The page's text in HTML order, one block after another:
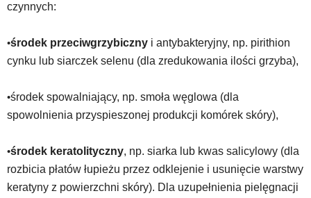
czynnych:
•środek przeciwgrzybiczny i antybakteryjny, np. pirithion
cynku lub siarczek selenu (dla zredukowania ilości grzyba),
•środek spowalniający, np. smoła węglowa (dla
spowolnienia przyspieszonej produkcji komórek skóry),
•środek keratolityczny, np. siarka lub kwas salicylowy (dla
rozbicia płatów łupieżu przez odklejenie i usunięcie warstwy
keratyny z powierzchni skóry). Dla uzupełnienia pielęgnacji